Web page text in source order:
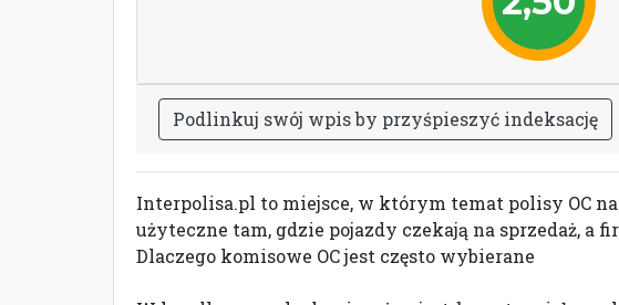
Podlinkuj swój wpisby przyśpieszyć indeksację
Interpolisa.pl to miejsce, w którym temat polisy OC
użyteczne tam, gdzie pojazdy czekają na sprzedaż, a
Dlaczego komisowe OC jest często wybierane